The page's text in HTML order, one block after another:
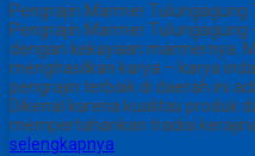
Pengrajin Marmer
Pengrajin Marmer Tulungagung
dengan kekayaan marmernya.
menghasilkan karya – karya
pengrajin terbaik di daerah ini
Dikenal karena kualitas produk
mempertahankan tradisi
selengkapnya